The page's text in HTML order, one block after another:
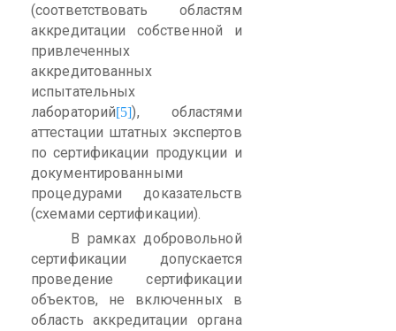
(соответствовать областям
аккредитации собственной и
привлеченных
аккредитованных
испытательных
лабораторий[5]), областями
аттестации штатных экспертов
по сертификации продукции и
документированными
процедурами доказательств
(схемами сертификации).
В рамках добровольной
сертификации допускается
проведение сертификации
объектов, не включенных в
область аккредитации органа